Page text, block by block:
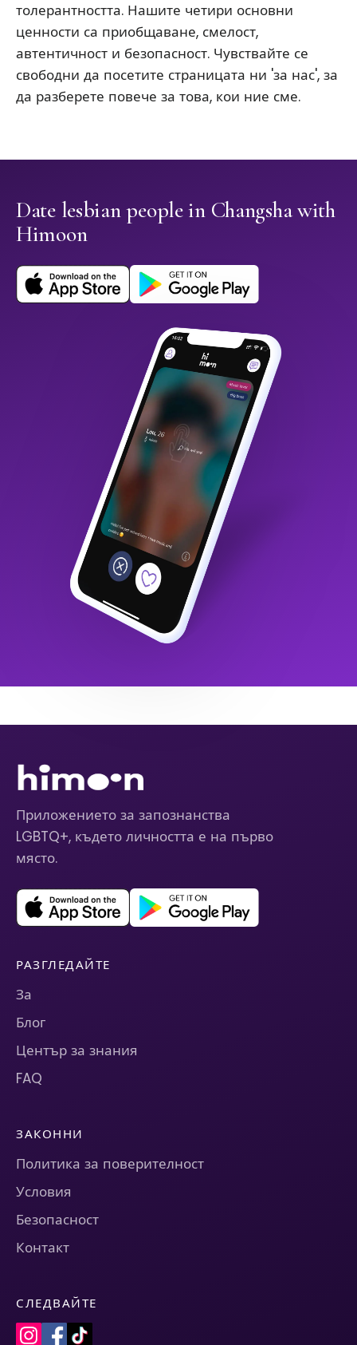
толерантността. Нашите четири основни
ценности са приобщаване, смелост,
автентичност и безопасност. Чувствайте се
свободни да посетите страницата ни 'за нас', за
да разберете повече за това, кои ние сме.
Date lesbian people in Changsha with
Himoon
Приложението за запознанства
LGBTQ+, където личността е на първо
място.
РАЗГЛЕДАЙТЕ
За
Блог
Център за знания
FAQ
ЗАКОННИ
Политика за поверителност
Условия
Безопасност
Контакт
СЛЕДВАЙТЕ